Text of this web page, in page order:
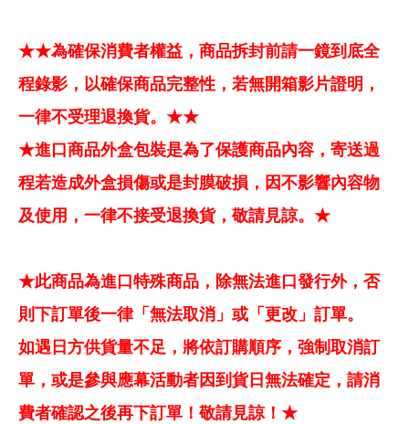
★★為確保消費者權益，商品拆封前請一鏡到底全
程錄影，以確保商品完整性，若無開箱影片證明，
一律不受理退換貨。★★
★進口商品外盒包裝是為了保護商品內容，寄送過
程若造成外盒損傷或是封膜破損，因不影響內容物
及使用，一律不接受退換貨，敬請見諒。★
★此商品為進口特殊商品，除無法進口發行外，否
則下訂單後一律「無法取消」或「更改」訂單。
如遇日方供貨量不足，將依訂購順序，強制取消訂
單，或是參與應幕活動者因到貨日無法確定，請消
費者確認之後再下訂單！敬請見諒！★